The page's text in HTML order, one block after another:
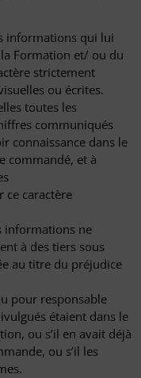
informations qui lui
Formation et/ ou du
strictement
ou écrites.
toutes les
communiqués
connaissance dans le
commandé, et à
ce caractère
informations ne
à des tiers sous
au titre du préjudice
pour responsable
étaient dans le
ou s’il en avait déjà
ou s’il les